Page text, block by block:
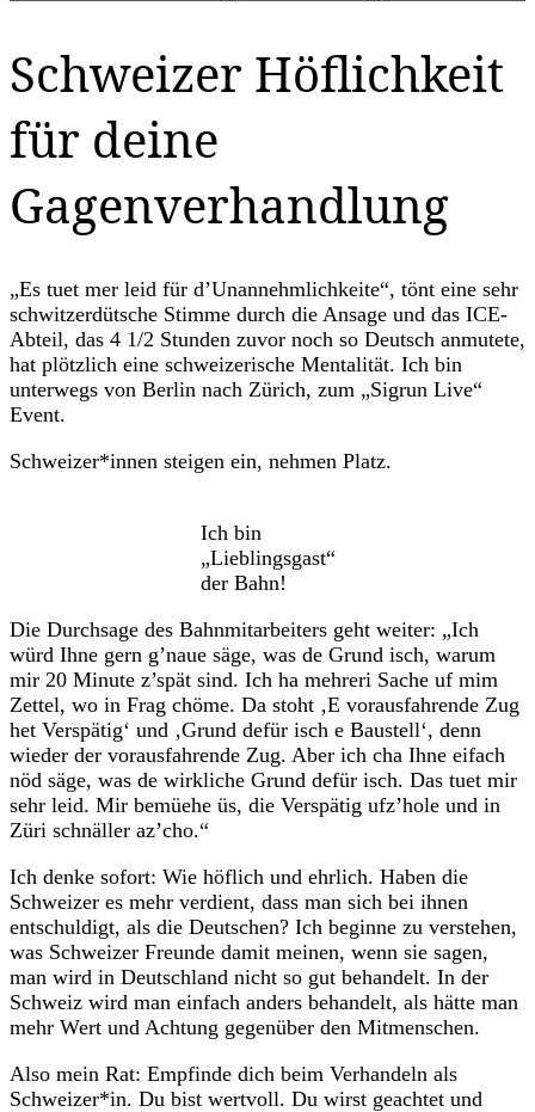
Schweizer Höflichkeit
für deine
Gagenverhandlung
„Es tuet mer leid für d’Unannehmlichkeite“, tönt eine sehr
schwitzerdütsche Stimme durch die Ansage und das ICE-
Abteil, das 4 1/2 Stunden zuvor noch so Deutsch anmutete,
hat plötzlich eine schweizerische Mentalität. Ich bin
unterwegs von Berlin nach Zürich, zum „Sigrun Live“
Event.
Schweizer*innen steigen ein, nehmen Platz.
Ich bin
„Lieblingsgast“
der Bahn!
Die Durchsage des Bahnmitarbeiters geht weiter: „Ich
würd Ihne gern g’naue säge, was de Grund isch, warum
mir 20 Minute z’spät sind. Ich ha mehreri Sache uf mim
Zettel, wo in Frag chöme. Da stoht ‚E vorausfahrende Zug
het Verspätig‘ und ‚Grund defür isch e Baustell‘, denn
wieder der vorausfahrende Zug. Aber ich cha Ihne eifach
nöd säge, was de wirkliche Grund defür isch. Das tuet mir
sehr leid. Mir bemüehe üs, die Verspätig ufz’hole und in
Züri schnäller az’cho.“
Ich denke sofort: Wie höflich und ehrlich. Haben die
Schweizer es mehr verdient, dass man sich bei ihnen
entschuldigt, als die Deutschen? Ich beginne zu verstehen,
was Schweizer Freunde damit meinen, wenn sie sagen,
man wird in Deutschland nicht so gut behandelt. In der
Schweiz wird man einfach anders behandelt, als hätte man
mehr Wert und Achtung gegenüber den Mitmenschen.
Also mein Rat: Empfinde dich beim Verhandeln als
Schweizer*in. Du bist wertvoll. Du wirst geachtet und